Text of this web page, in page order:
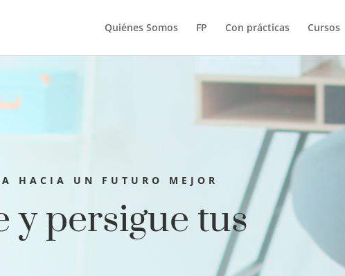
Quiénes Somos FP Con prácticas Cursos
HACIA UN FUTURO MEJOR
y persigue tus